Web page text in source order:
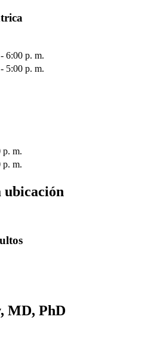
6:00 p. m.
5:00 p. m.
p. m.
p. m.
ubicación
MD, PhD